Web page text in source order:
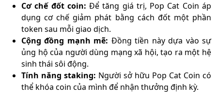
Cơ chế đốt coin: Để tăng giá trị, Pop Cat Coin áp
dụng cơ chế giảm phát bằng cách đốt một phần
token sau mỗi giao dịch.
Cộng đồng mạnh mẽ: Đồng tiền này dựa vào sự
ủng hộ của người dùng mạng xã hội, tạo ra một hệ
sinh thái sôi động.
Tính năng staking: Người sở hữu Pop Cat Coin có
thể khóa coin của mình để nhận thưởng định kỳ.